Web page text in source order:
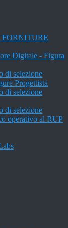
Digitale - Figura
di selezione
Progettista
di selezione
di selezione
operativo al RUP